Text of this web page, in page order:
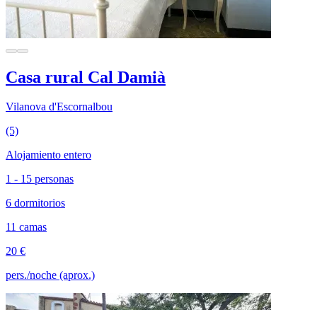
Casa rural Cal Damià
Vilanova d'Escornalbou
(5)
Alojamiento entero
1 - 15 personas
6 dormitorios
11 camas
20 €
pers./noche (aprox.)